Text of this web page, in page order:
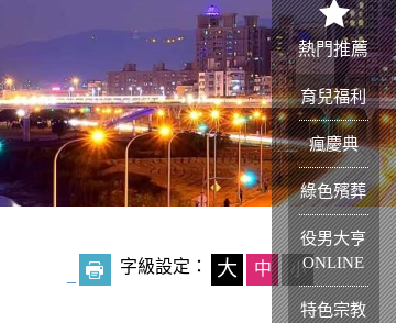
字級設定： 大 中 小
熱門推薦
育兒福利
瘋慶典
綠色殯葬
役男大亨
ONLINE
特色宗教